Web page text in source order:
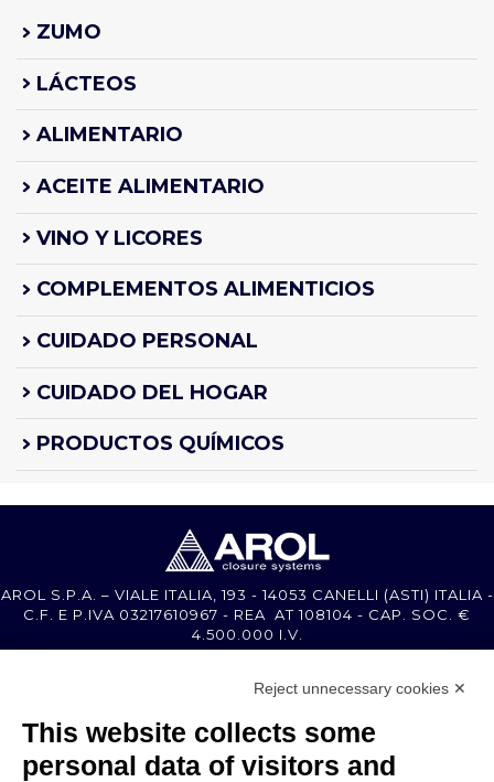
ZUMO
LÁCTEOS
ALIMENTARIO
ACEITE ALIMENTARIO
VINO Y LICORES
COMPLEMENTOS ALIMENTICIOS
CUIDADO PERSONAL
CUIDADO DEL HOGAR
PRODUCTOS QUÍMICOS
AROL S.P.A. – VIALE ITALIA, 193 - 14053 CANELLI (ASTI) ITALIA -
C.F. E P.IVA 03217610967 - REA AT 108104 - CAP. SOC. €
4.500.000 I.V.
MEMBER OF
Reject unnecessary cookies ✕
This website collects some
personal data of visitors and